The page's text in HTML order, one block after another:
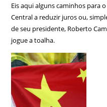
Eis aqui alguns caminhos para
Central a reduzir juros ou,
de seu presidente, Roberto
jogue a toalha.